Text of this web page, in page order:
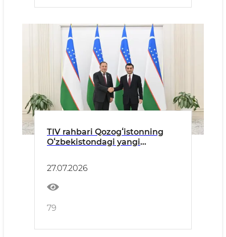
TIV rahbari Qozogʻistonning
Oʻzbekistondagi yangi
qildi
27.07.2026
79